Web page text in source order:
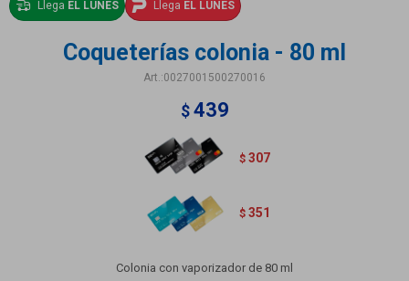
Llega EL LUNES Llega EL LUNES
Coqueterías colonia - 80 ml
0027001500270016
$ 439
$ 307
$ 351
Colonia con vaporizador de 80 ml